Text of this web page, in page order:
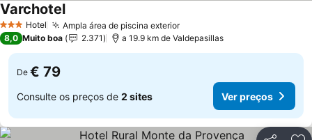
3 EstrelasHotel Ampla área de piscina exteriorVer preços
VarchotelVer preços
8,0 Muito boa 2.371 a 19.9 km de Valdepasillas
De € 79
Consulte os preços de 2 sites Ver preços